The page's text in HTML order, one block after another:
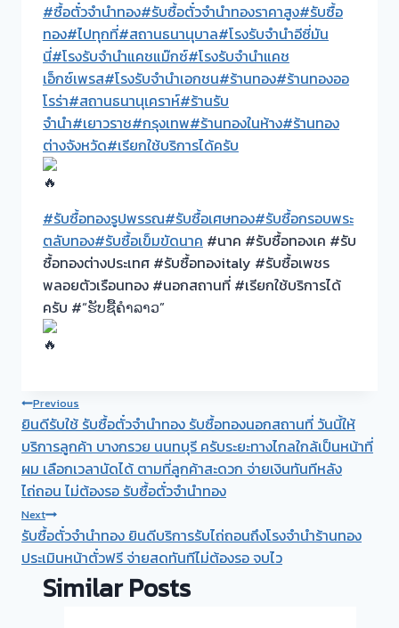
#ซื้อตั๋วจำนำทอง#รับซื้อตั๋วจำนำทองราคาสูง#รับซื้อ
ทอง#ไปทุกที่#สถานธนานุบาล#โรงรับจำนำอีซี่มัน
นี่#โรงรับจำนำแคชแม๊กซ์#โรงรับจำนำแคช
เอ็กซ์เพรส#โรงรับจำนำเอกชน#ร้านทอง#ร้านทองออ
โรร่า#สถานธนานุเคราห์#ร้านรับ
จำนำ#เยาวราช#กรุงเทพ#ร้านทองในห้าง#ร้านทอง
ต่างจังหวัด#เรียกใช้บริการได้ครับ
#รับซื้อทองรูปพรรณ#รับซื้อเศษทอง#รับซื้อกรอบพระ
ตลับทอง#รับซื้อเข็มขัดนาค #นาค #รับซื้อทองเค #รับ
ซื้อทองต่างประเทศ #รับซื้อทองitaly #รับซื้อเพชร
พลอยตัวเรือนทอง #นอกสถานที่ #เรียกใช้บริการได้
ครับ #“ຮັບຊື້ຄຳລາວ”
Post
navigation
Previous
ยินดีรับใช้ รับซื้อตั๋วจำนำทอง รับซื้อทองนอกสถานที่ วันนี้ให้
บริการลูกค้า บางกรวย นนทบุรี ครับระยะทางไกลใกล้เป็นหน้าที่
ผม เลือกเวลานัดได้ ตามที่ลูกค้าสะดวก จ่ายเงินทันทีหลัง
ไถ่ถอน ไม่ต้องรอ รับซื้อตั๋วจำนำทอง
Next
รับซื้อตั๋วจำนำทอง ยินดีบริการรับไถ่ถอนถึงโรงจำนำร้านทอง
ประเมินหน้าตั๋วฟรี จ่ายสดทันทีไม่ต้องรอ จบไว
Similar Posts